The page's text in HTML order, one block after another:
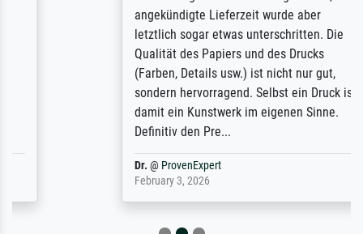
angekündigte Lieferzeit wurde aber
letztlich sogar etwas unterschritten. Die
Qualität des Papiers und des Drucks
(Farben, Details usw.) ist nicht nur gut,
sondern hervorragend. Selbst ein Druck ist
damit ein Kunstwerk im eigenen Sinne.
Definitiv den Pre...
ProvenExpert
February 3, 2026